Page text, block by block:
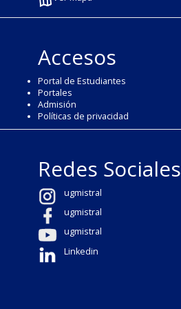
Accesos
Portal de Estudiantes
Portales
Admisión
Políticas de privacidad
Redes Sociales
ugmistral
ugmistral
ugmistral
Linkedin